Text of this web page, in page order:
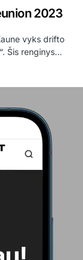
2023
vyks drifto
Šis renginys…